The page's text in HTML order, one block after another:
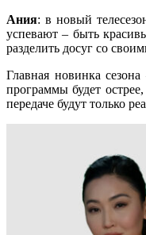
Ания: в новый
успевают – быть
разделить досуг со
Главная новинка
программы будет
передаче будут только